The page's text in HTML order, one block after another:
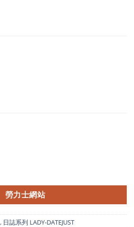
勞力士網站
, 日誌系列 LADY-DATEJUST